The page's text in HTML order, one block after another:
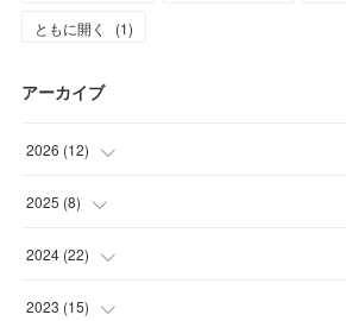
ともに開く
(1)
アーカイブ
2026 (12)
( )
(3
(1
2025 (8)
(1
(1
2024 (22)
(2
2023 (15)